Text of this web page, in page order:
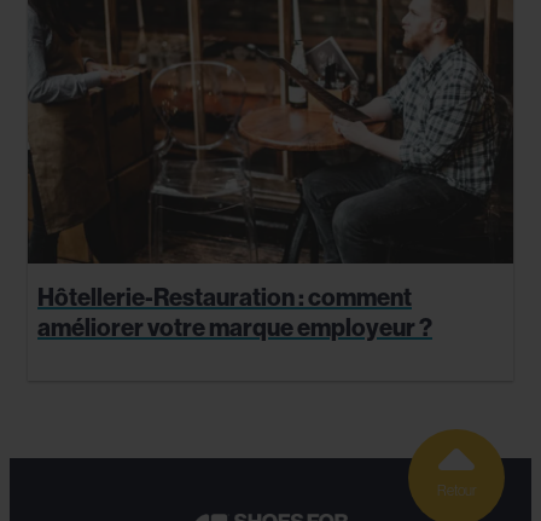
Hôtellerie-Restauration : comment
améliorer votre marque employeur ?
Retour